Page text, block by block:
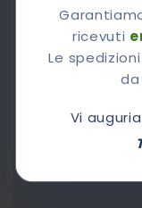
ricevuti
Le
da
Vi
Vorrei sapere